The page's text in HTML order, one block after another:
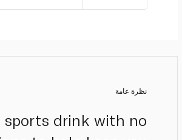
نظرة عامة
drink with no